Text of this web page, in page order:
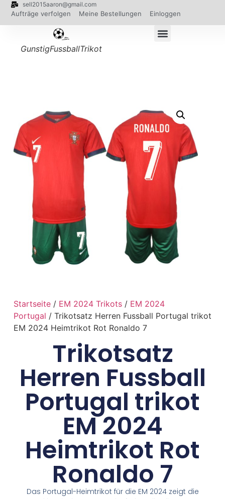
sell2015aaron@gmail.com
Aufträge verfolgen Meine Bestellungen Einloggen
GunstigFussballTrikot
Startseite/ EM 2024 Trikots/ EM 2024
Portugal / Trikotsatz Herren Fussball Portugal trikot
EM 2024 Heimtrikot Rot Ronaldo 7
Trikotsatz
Herren Fussball
Portugal trikot
EM 2024
Heimtrikot Rot
Ronaldo 7
Das Portugal-Heimtrikot für die EM 2024 zeigt die